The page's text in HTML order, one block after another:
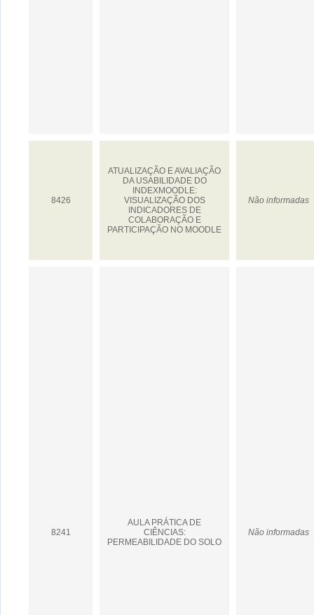
8426
ATUALIZAÇÃO E AVALIAÇÃO
DA USABILIDADE DO
INDEXMOODLE:
VISUALIZAÇÃO DOS
INDICADORES DE
COLABORAÇÃO E
PARTICIPAÇÃO NO MOODLE
Não informadas
8241
AULA PRÁTICA DE
CIÊNCIAS:
PERMEABILIDADE DO SOLO
Não informadas